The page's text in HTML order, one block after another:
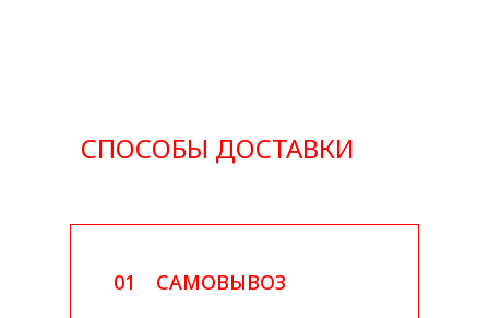
СПОСОБЫ ДОСТАВКИ
САМОВЫВОЗ
01